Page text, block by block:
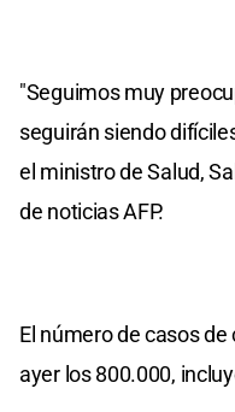
"Seguimos muy
seguirán siendo
el ministro de Salud,
de noticias AFP.
El número de casos
ayer los 800.000,